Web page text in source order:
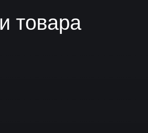
товара